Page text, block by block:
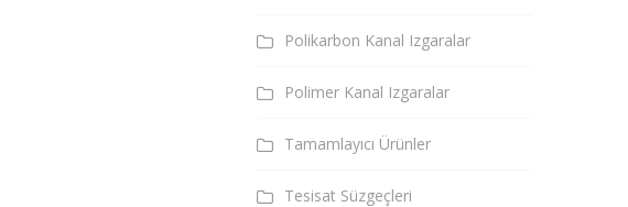
Polikarbon Kanal Izgaralar
Polimer Kanal Izgaralar
Tamamlayıcı Ürünler
Tesisat Süzgeçleri